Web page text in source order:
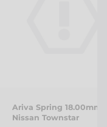
Ariva Spring 18.00mm
Nissan Townstar